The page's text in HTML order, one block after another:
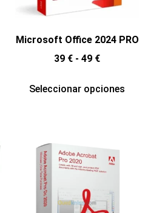
Microsoft Office 2024 PRO
39 € - 49 €
Seleccionar opciones